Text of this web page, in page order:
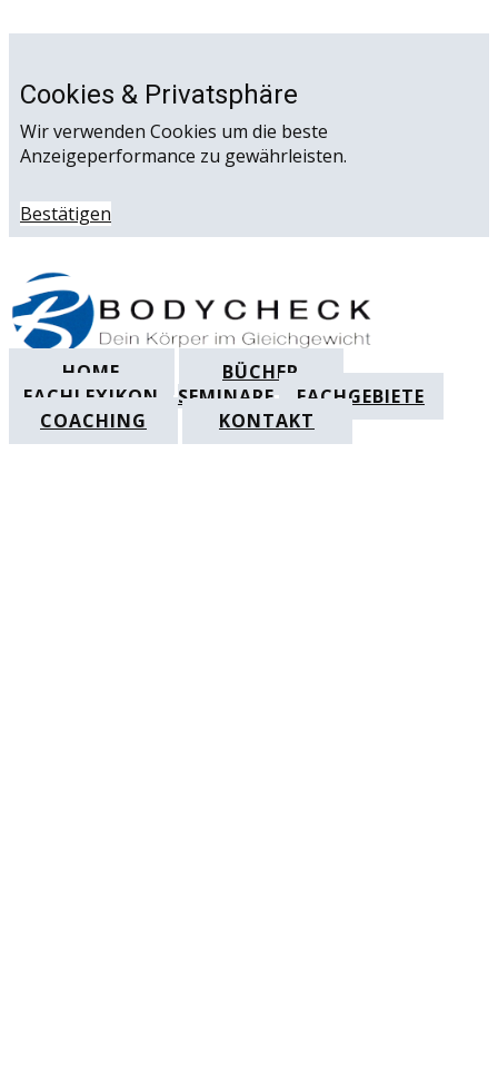
Cookies & Privatsphäre
Wir verwenden Cookies um die beste
Anzeigeperformance zu gewährleisten.
Bestätigen
HOME
BÜCHER
FACHLEXIKON
SEMINARE
FACHGEBIETE
COACHING
KONTAKT